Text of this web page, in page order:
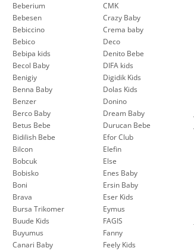
Beberium
Bebesen
Bebiccino
Bebico
Bebipa kids
Becol Baby
Benigiy
Benna Baby
Benzer
Berco Baby
Betus Bebe
Bidilish Bebe
Bilcon
Bobcuk
Bobisko
Boni
Brava
Bursa Trikomer
Buude Kids
Buyumus
Canari Baby
CMK
Crazy Baby
Crema baby
Deco
Denito Bebe
DIFA kids
Digidik Kids
Dolas Kids
Donino
Dream Baby
Durucan Bebe
Efor Club
Elefin
Else
Enes Baby
Ersin Baby
Eser Kids
Eymus
FAGIS
Fanny
Feely Kids